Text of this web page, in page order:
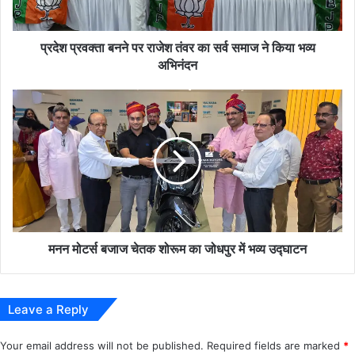
मेघवाल, प्रफुल ओझा, श्यामलाल गहलोत, महेंद्र देवासी, दिनेश देवासी सहित
अनेक गणमान्य नागरिक मौजूद रहे।
प्रतियोगिता के शुभारंभ के साथ ही सोजत में क्रिकेट का उत्सव शुरू हो गया है।
आगामी दिनों में होने वाले मुकाबलों को लेकर खिलाड़ियों और दर्शकों में विशेष उत्साह
बना हुआ है।
Post Views: 26
सर्व
समाज
अभिनंदन
प्रदेश प्रवक्ता बनने पर राजेश तंवर का सर्व समाज ने किया भव्य
अभिनंदन
मनन
मोटर्स
बजाज
चेतक
शोरूम
का
भव्य
मनन मोटर्स बजाज चेतक शोरूम का जोधपुर में भव्य उद्घाटन
Leave a Reply
Your email address will not be published. Required fields are marked *